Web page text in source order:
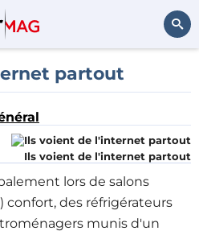
partout
Ils voient de l'internet partout
lors de salons
confort, des réfrigérateurs
munis d'un